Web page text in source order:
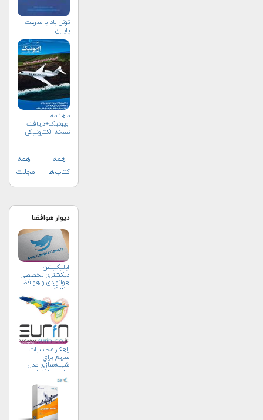
تونل باد با سرعت
پایین
ماهنامه
اویونیک+دریافت
نسخه الکترونیکی
همه
کتاب‌ها
همه
مجلات
دیوار هوافضا
اپلیکیشن
دیکشنری تخصصی
هوانوردی و هوافضا
چکاوک
راهکار محاسبات
سريع براي
شبیه‌سازی مدل
های هوافضا